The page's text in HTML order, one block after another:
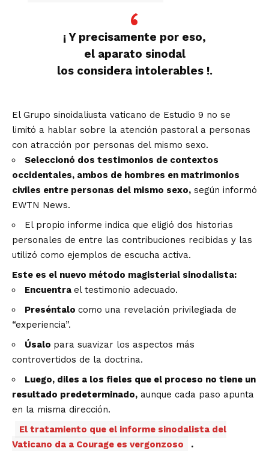
¡ Y precisamente por eso,
el aparato sinodal
los considera intolerables !.
El Grupo sinoidaliusta vaticano de Estudio 9 no se
limitó a hablar sobre la atención pastoral a personas
con atracción por personas del mismo sexo.
Seleccionó dos testimonios de contextos
occidentales, ambos de hombres en matrimonios
civiles entre personas del mismo sexo, según informó
EWTN News.
El propio informe indica que eligió dos historias
personales de entre las contribuciones recibidas y las
utilizó como ejemplos de escucha activa.
Este es el nuevo método magisterial sinodalista:
Encuentra el testimonio adecuado.
Preséntalo como una revelación privilegiada de
“experiencia”.
Úsalo para suavizar los aspectos más
controvertidos de la doctrina.
Luego, diles a los fieles que el proceso no tiene un
resultado predeterminado, aunque cada paso apunta
en la misma dirección.
El tratamiento que el informe sinodalista del
Vaticano da a Courage es vergonzoso
.